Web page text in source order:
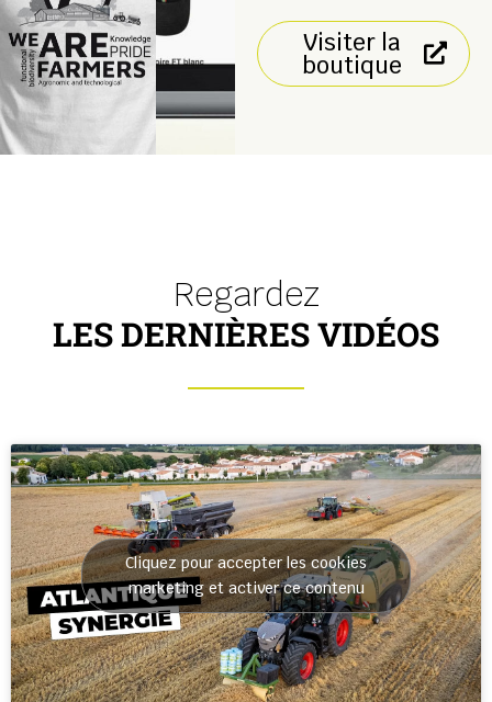
Visiter la
boutique
Regardez
LES DERNIÈRES VIDÉOS
Cliquez pour accepter les cookies
marketing et activer ce contenu